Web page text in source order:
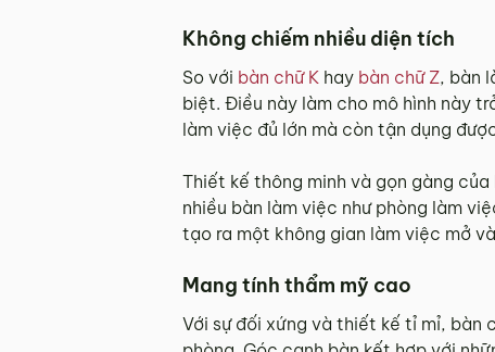
Không chiếm nhiều diện tích
So với bàn chữ K hay bàn chữ Z, bàn
biệt. Điều này làm cho mô hình này
làm việc đủ lớn mà còn tận dụng
Thiết kế thông minh và gọn gàng
nhiều bàn làm việc như phòng làm
tạo ra một không gian làm việc mở
Mang tính thẩm mỹ cao
Với sự đối xứng và thiết kế tỉ mỉ, bàn